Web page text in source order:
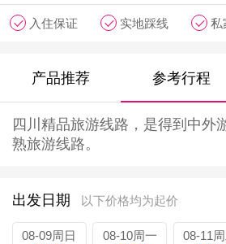
入住保证 实地踩线 私
产品推荐 参考行程
四川精品旅游线路，是得到中外
熟旅游线路。
出发日期 以下价格均为起价
08-09周日
08-10周一
08-11